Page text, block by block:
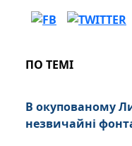
ПО ТЕМІ
В окупованому
незвичайні